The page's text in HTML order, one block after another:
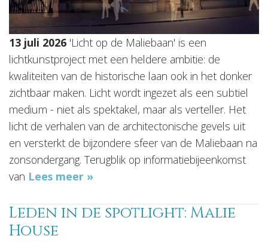
13 juli 2026 'Licht op de Maliebaan' is een
lichtkunstproject met een heldere ambitie: de
kwaliteiten van de historische laan ook in het donker
zichtbaar maken. Licht wordt ingezet als een subtiel
medium - niet als spektakel, maar als verteller. Het
licht de verhalen van de architectonische gevels uit
en versterkt de bijzondere sfeer van de Maliebaan na
zonsondergang. Terugblik op informatiebijeenkomst
van Lees meer »
Leden in de spotlight: Malie
House